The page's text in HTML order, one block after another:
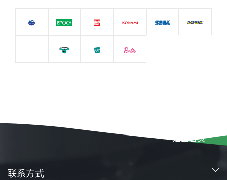
返回首页
联系方式